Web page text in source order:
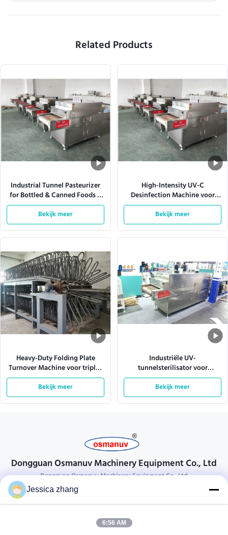
Related Products
Industrial Tunnel Pasteurizer
for Bottled & Canned Foods –
Customizable Belt Width (400-
2000mm) & Multi-Stage
Temperature Control
Bekijk meer
High-Intensity UV-C
Desinfection Machine voor
voedselverpakkingen
Bekijk meer
Heavy-Duty Folding Plate
Turnover Machine voor triplex
& MDF-lijnen
Bekijk meer
Industriële UV-
tunnelsterilisator voor
transportlijnen –
oppervlaktedesinfectie met
hoge doorvoer voor
verpakkingen, voedsel en
Bekijk meer
Dongguan Osmanuv Machinery Equipment Co., Ltd
Dongguan Osmanuv Machinery Equipment Co., Ltd
Neem contact op.
28 tweede industrieel, wei van Liu chong, Wanjiang, DongGuan,
Jessica zhang
6:56 AM